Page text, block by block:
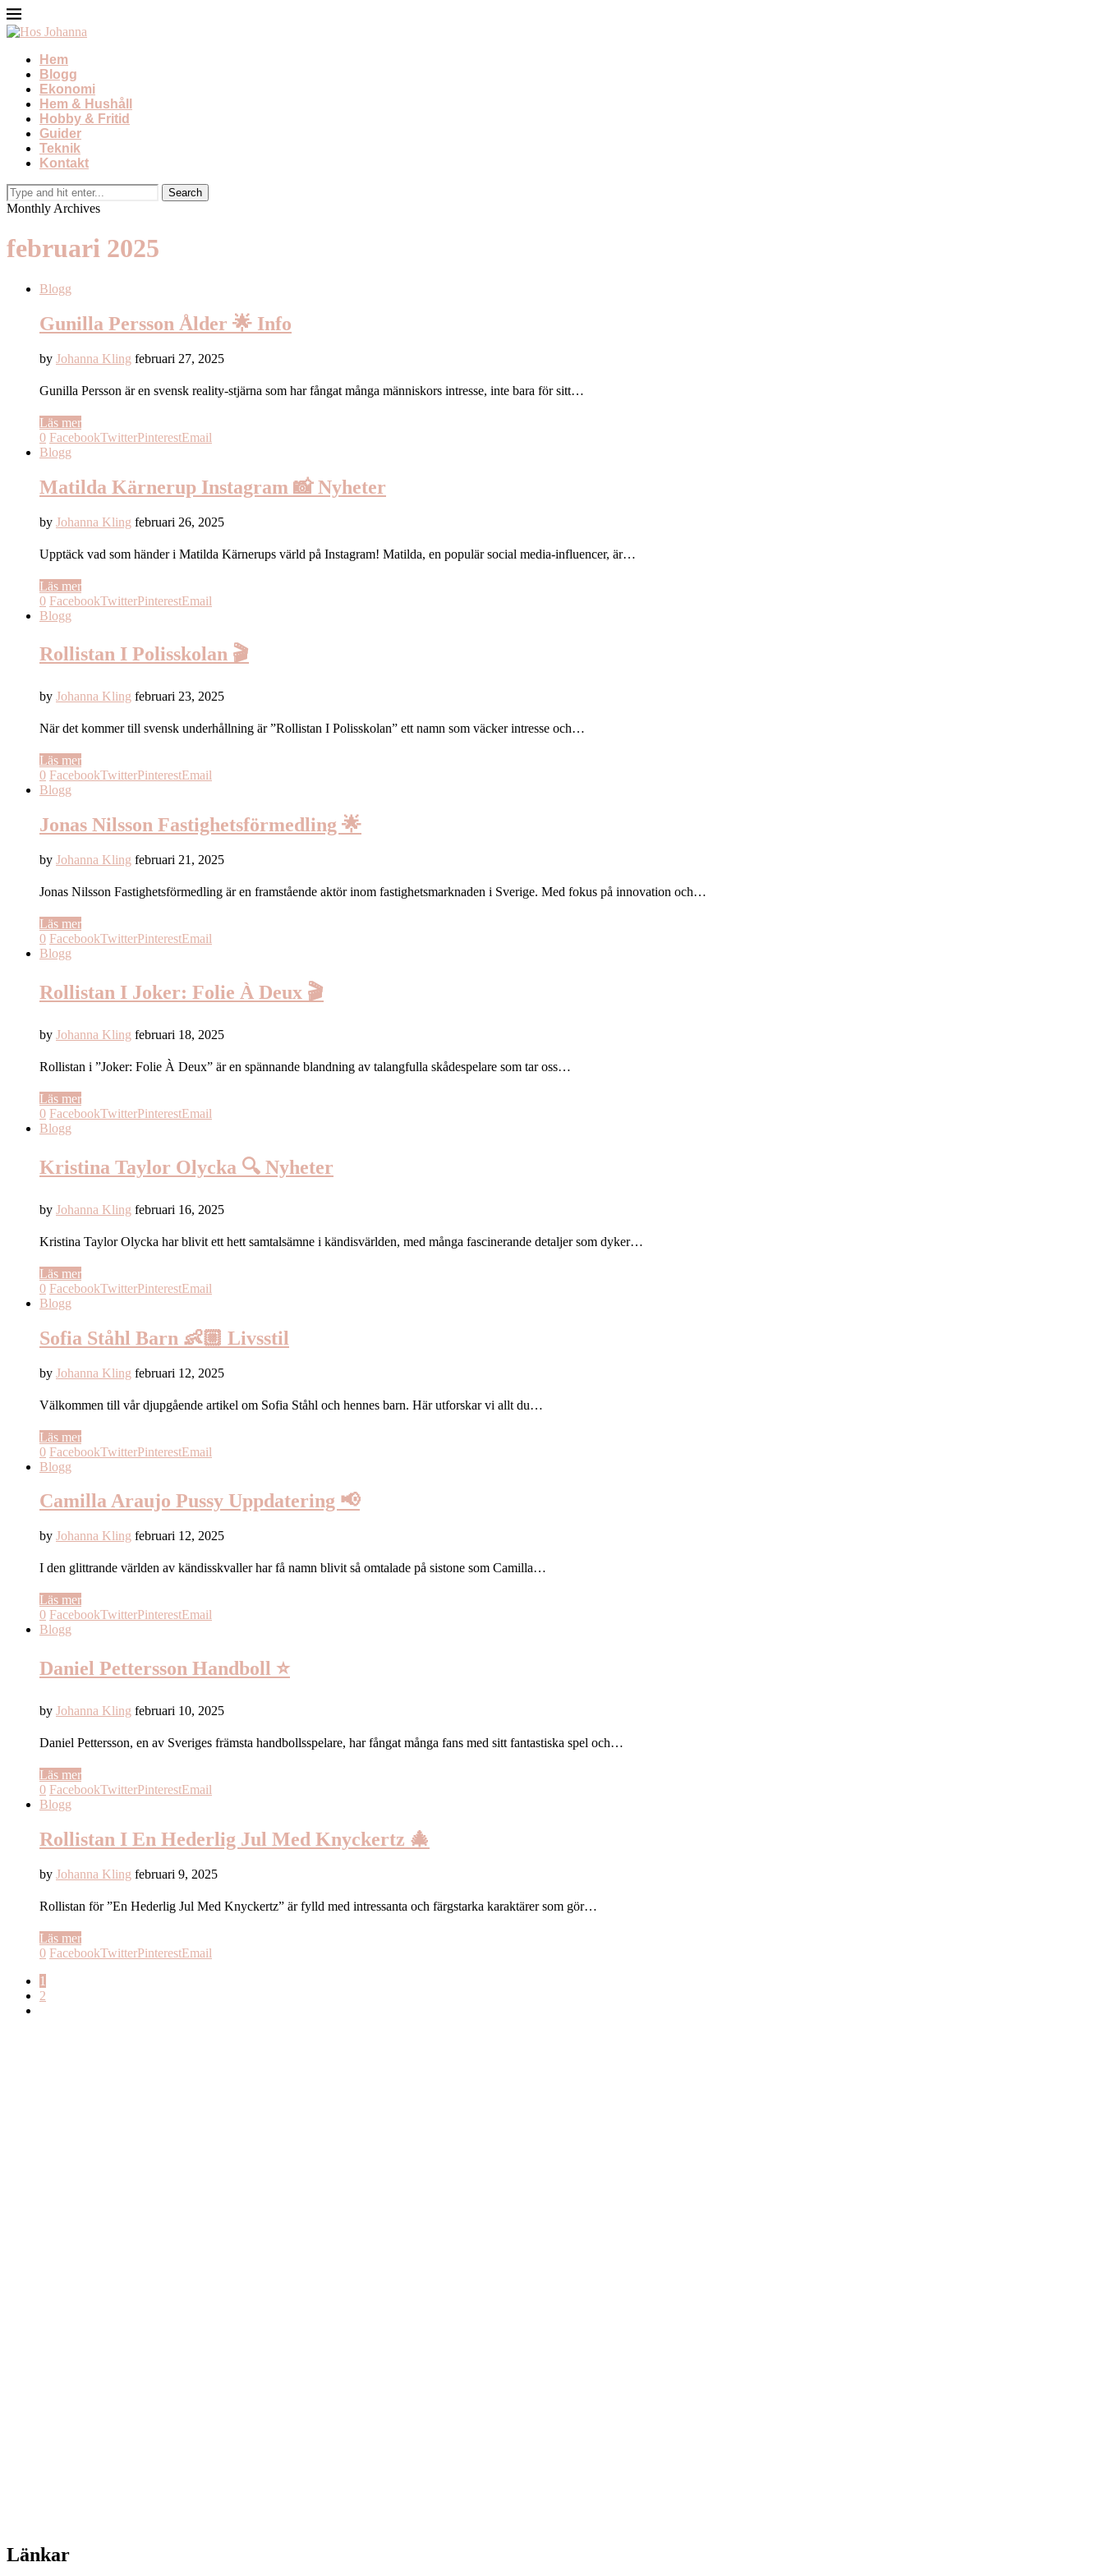
Hem
Blogg
Ekonomi
Hem & Hushåll
Hobby & Fritid
Guider
Teknik
Kontakt
Monthly Archives
februari 2025
Blogg
Gunilla Persson Ålder 🌟 Info
by Johanna Kling februari 27, 2025
Gunilla Persson är en svensk reality-stjärna som har fångat många människors intresse, inte bara för sitt…
Läs mer
0 FacebookTwitterPinterestEmail
Blogg
Matilda Kärnerup Instagram 📸 Nyheter
by Johanna Kling februari 26, 2025
Upptäck vad som händer i Matilda Kärnerups värld på Instagram! Matilda, en populär social media-influencer, är…
Läs mer
0 FacebookTwitterPinterestEmail
Blogg
Rollistan I Polisskolan 🎬
by Johanna Kling februari 23, 2025
När det kommer till svensk underhållning är ”Rollistan I Polisskolan” ett namn som väcker intresse och…
Läs mer
0 FacebookTwitterPinterestEmail
Blogg
Jonas Nilsson Fastighetsförmedling 🌟
by Johanna Kling februari 21, 2025
Jonas Nilsson Fastighetsförmedling är en framstående aktör inom fastighetsmarknaden i Sverige. Med fokus på innovation och…
Läs mer
0 FacebookTwitterPinterestEmail
Blogg
Rollistan I Joker: Folie À Deux 🎬
by Johanna Kling februari 18, 2025
Rollistan i ”Joker: Folie À Deux” är en spännande blandning av talangfulla skådespelare som tar oss…
Läs mer
0 FacebookTwitterPinterestEmail
Blogg
Kristina Taylor Olycka 🔍 Nyheter
by Johanna Kling februari 16, 2025
Kristina Taylor Olycka har blivit ett hett samtalsämne i kändisvärlden, med många fascinerande detaljer som dyker…
Läs mer
0 FacebookTwitterPinterestEmail
Blogg
Sofia Ståhl Barn 👶🏼 Livsstil
by Johanna Kling februari 12, 2025
Välkommen till vår djupgående artikel om Sofia Ståhl och hennes barn. Här utforskar vi allt du…
Läs mer
0 FacebookTwitterPinterestEmail
Blogg
Camilla Araujo Pussy Uppdatering 📢
by Johanna Kling februari 12, 2025
I den glittrande världen av kändisskvaller har få namn blivit så omtalade på sistone som Camilla…
Läs mer
0 FacebookTwitterPinterestEmail
Blogg
Daniel Pettersson Handboll ⭐
by Johanna Kling februari 10, 2025
Daniel Pettersson, en av Sveriges främsta handbollsspelare, har fångat många fans med sitt fantastiska spel och…
Läs mer
0 FacebookTwitterPinterestEmail
Blogg
Rollistan I En Hederlig Jul Med Knyckertz 🎄
by Johanna Kling februari 9, 2025
Rollistan för ”En Hederlig Jul Med Knyckertz” är fylld med intressanta och färgstarka karaktärer som gör…
Läs mer
0 FacebookTwitterPinterestEmail
1
2
Länkar